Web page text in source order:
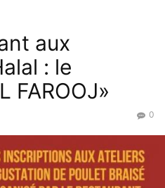
aux
: le
FAROOJ»
0